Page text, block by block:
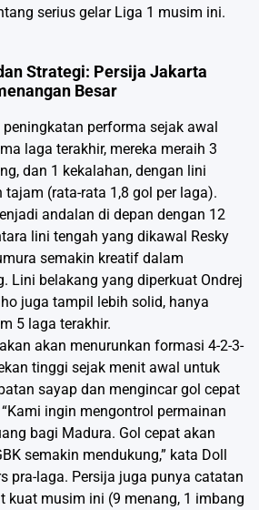
serius gelar Liga 1 musim ini.
Strategi: Persija Jakarta
Besar
performa sejak awal
laga terakhir, mereka meraih 3
dan 1 kekalahan, dengan lini
tajam (rata-rata 1,8 gol per laga).
andalan di depan dengan 12
lini tengah yang dikawal Resky
semakin kreatif dalam
Lini belakang yang diperkuat Ondrej
juga tampil lebih solid, hanya
5 laga terakhir.
akan menurunkan formasi 4-2-3-
tinggi sejak menit awal untuk
sayap dan mengincar gol cepat
ingin mengontrol permainan
bagi Madura. Gol cepat akan
semakin mendukung,” kata Doll
pra-laga. Persija juga punya catatan
kuat musim ini (9 menang, 1 imbang